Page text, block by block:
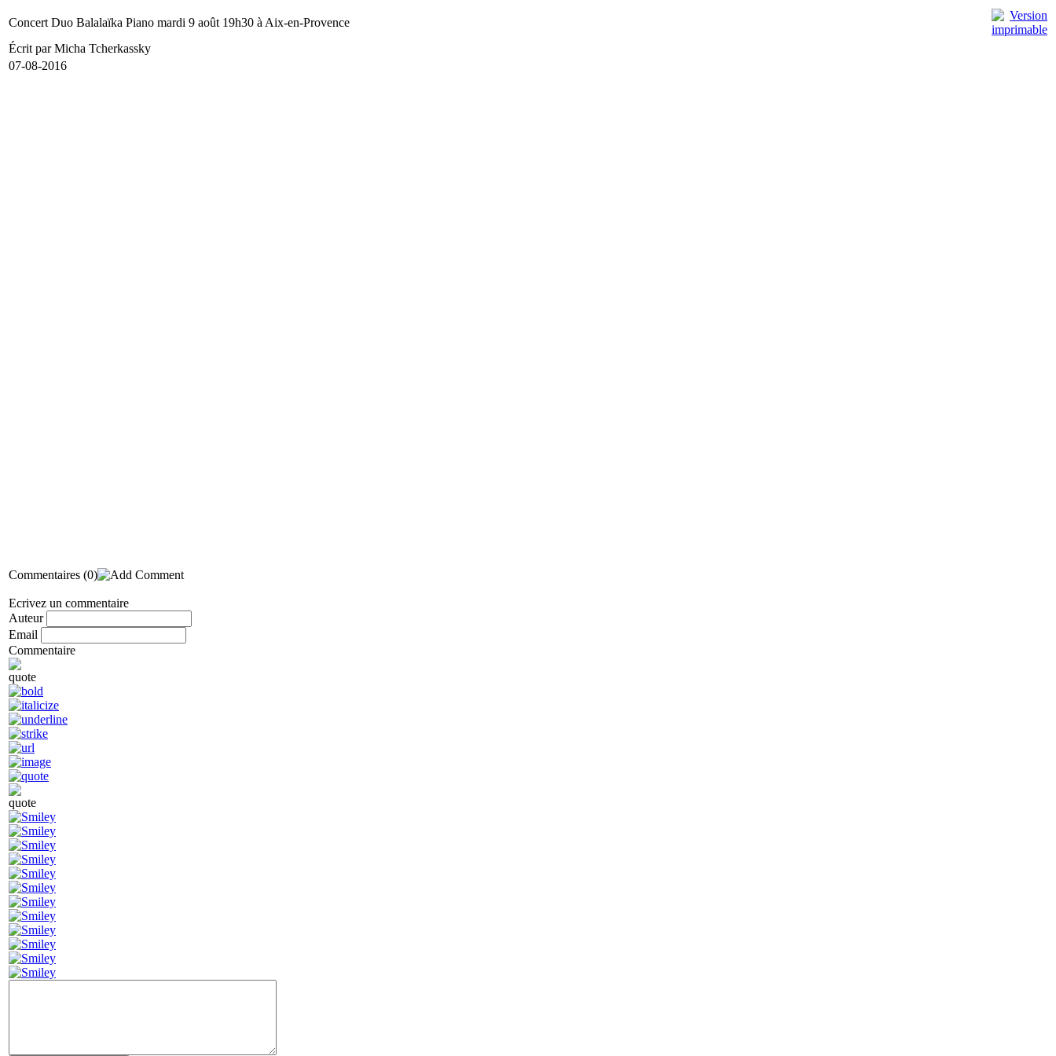
Concert Duo Balalaïka Piano mardi 9 août 19h30 à Aix-en-Provence
Écrit par Micha Tcherkassky
07-08-2016
Commentaires (0)
Ecrivez un commentaire
Auteur
Email
Commentaire